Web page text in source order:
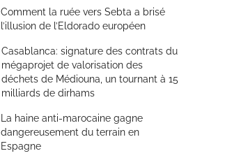
Comment la ruée vers Sebta a brisé
l’illusion de l’Eldorado européen
Casablanca: signature des contrats du
mégaprojet de valorisation des
déchets de Médiouna, un tournant à 15
milliards de dirhams
La haine anti-marocaine gagne
dangereusement du terrain en
Espagne